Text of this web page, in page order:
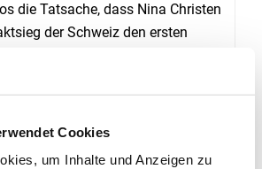
Cookies
um Inhalte und Anzeigen zu
die Tatsache, dass Nina Christen
der Schweiz den ersten
erfolgreichen European Games in
an die Zukunft – konkret